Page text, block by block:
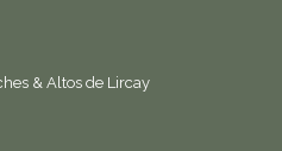
& Altos de Lircay